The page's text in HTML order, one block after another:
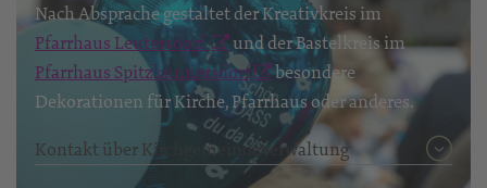
Nach Absprache gestaltet der Kreativkreis im
Pfarrhaus Leutersdorf
und der Bastelkreis im
Pfarrhaus Spitzkunnersdorf
besondere
Dekorationen für Kirche, Pfarrhaus oder anderes.
Kontakt über Kirchgemeindeverwaltung